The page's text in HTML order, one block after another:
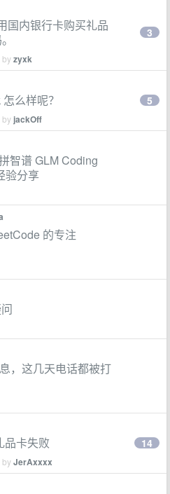
国内银行卡购买礼品
byzyxk
3
么样呢？
by jackOff
5
智谱 GLM Coding
验分享
的专注
，这几天电话都被打
品卡失败
byJerAxxxx
14